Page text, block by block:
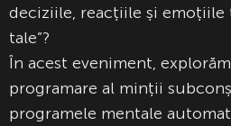
deciziile, reacțiile și emoțiile
tale”?
În acest eveniment,
programare al minții
programele mentale